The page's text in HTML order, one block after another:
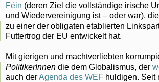
Féin (deren Ziel die vollständige irische
und Wiedervereinigung ist – oder war),
zu einer der obligaten etablierten
Futtertrog der EU entwickelt hat.
Mit gierigen und machtverliebten
PolitikerInnen die dem Globalismus, der
auch derAgenda des WEF huldigen. Seit